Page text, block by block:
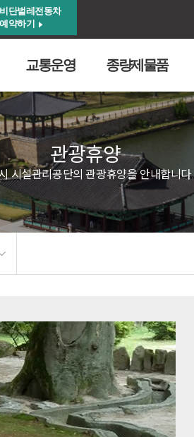
비단벌레전동차
예약하기
교통운영 종량제물품
관광휴양
시설관리공단의 관광휴양을 안내합니다.